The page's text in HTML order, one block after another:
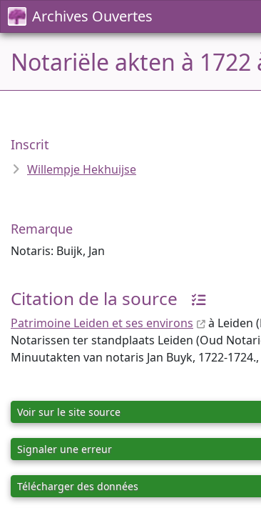
Archives Ouvertes
Notariële akten à 1722
Inscrit
Willempje Hekhuijse
Remarque
Notaris: Buijk, Jan
Citation de la source
Patrimoine Leiden et ses environs
à Leiden
Notarissen ter standplaats Leiden (Oud
Minuutakten van notaris Jan Buyk, 1722-
Voir sur le site source
Signaler une erreur
Télécharger des données